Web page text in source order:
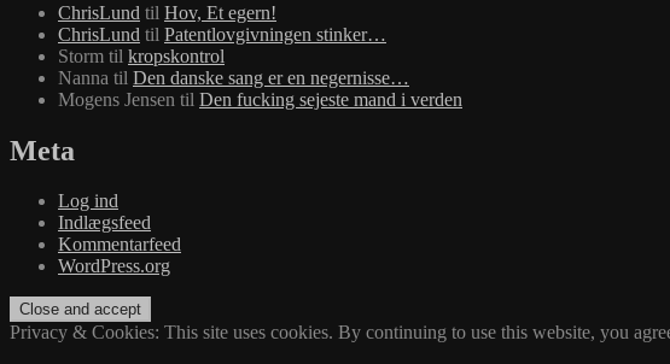
ChrisLund til Hov, Et egern!
ChrisLund til Patentlovgivningen stinker…
Storm til kropskontrol
Nanna til Den danske sang er en negernisse…
Mogens Jensen til Den fucking sejeste mand i verden
Meta
Log ind
Indlægsfeed
Kommentarfeed
WordPress.org
Privacy & Cookies: This site uses cookies. By continuing to use this website, you